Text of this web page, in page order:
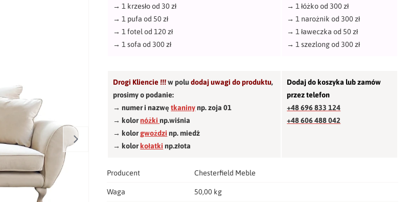
→1 krzesło od 30 zł
→1 pufa od 50 zł
→ 1 fotel od 120 zł
→1 sofa od 300 zł
→1 łóżko od 300 zł
→1 narożnik od 300 zł
→1 ławeczka od 50 zł
→1 szezlong od 300 zł
Drogi Kliencie !!!w poludodaj uwagi do produktu,
prosimy o podanie:
→ numer i nazwętkaninynp. zoja 01
→ kolornóżkinp.wiśnia
→ kolorgwożdzi np. miedź
→ kolorkołatki np.złota
Dodaj do koszyka lub zamów
przez telefon
+48 696 833 124
+48 606 488 042
Producent Chesterfield Meble
Waga 50,00 kg